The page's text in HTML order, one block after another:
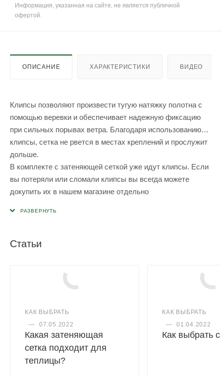
Информация, указанная на сайте, не является публичной
офертой.
ОПИСАНИЕ ХАРАКТЕРИСТИКИ ВИДЕО
Клипсы позволяют произвести тугую натяжку полотна с
помощью веревки и обеспечивает надежную фиксацию
при сильных порывах ветра. Благодаря использованию
клипсы, сетка не рвется в местах креплений и прослужит
дольше.
В комплекте с затеняющей сеткой уже идут клипсы. Если
вы потеряли или сломали клипсы вы всегда можете
докупить их в нашем магазине отдельно
Статьи
КАК ВЫБРАТЬ
—
07.05.2022
Какая затеняющая
сетка подходит для
теплицы?
КАК ВЫБРАТЬ
—
01.04.2022
Как выбрать